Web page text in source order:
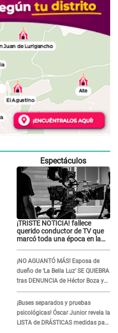
Espectáculos
¡TRISTE NOTICIA! fallece
querido conductor de TV que
marcó toda una época en la
¡NO AGUANTÓ MÁS! Esposa de
dueño de ‘La Bella Luz’ SE QUIEBRA
tras DENUNCIA de Héctor Boza y
ARREMETE contra Claudia Salazar
¡Buses separados y pruebas
psicológicas! Óscar Junior revela la
LISTA de DRÁSTICAS medidas para